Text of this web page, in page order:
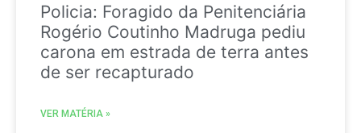
Policia: Foragido da Penitenciária
Rogério Coutinho Madruga pediu
carona em estrada de terra antes
de ser recapturado
VER MATÉRIA »